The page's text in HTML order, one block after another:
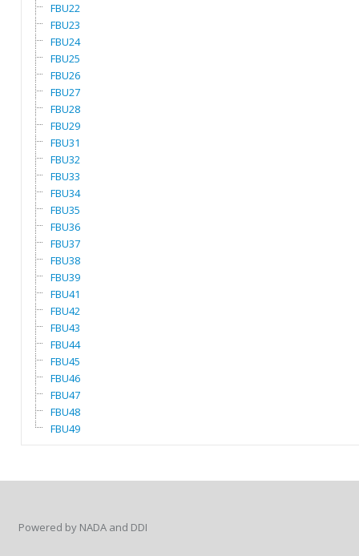
FBU22
FBU23
FBU24
FBU25
FBU26
FBU27
FBU28
FBU29
FBU31
FBU32
FBU33
FBU34
FBU35
FBU36
FBU37
FBU38
FBU39
FBU41
FBU42
FBU43
FBU44
FBU45
FBU46
FBU47
FBU48
FBU49
Powered by NADA and DDI